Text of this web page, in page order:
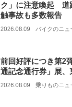
ク」に注意喚起 道
触事故も多数報告
2026.08.09 バイクのニュ
前回好評につき第2
通記念通行券」展、
2026.08.09 乗りものニュ